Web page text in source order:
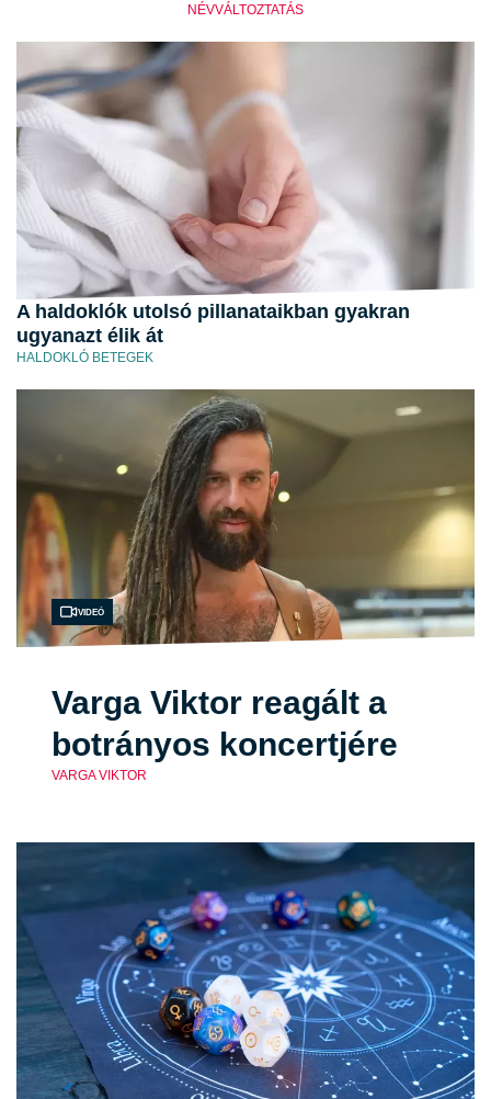
NÉVVÁLTOZTATÁS
A haldoklók utolsó pillanataikban gyakran
ugyanazt élik át
HALDOKLÓ BETEGEK
Videó
Varga Viktor reagált a
botrányos koncertjére
VARGA VIKTOR